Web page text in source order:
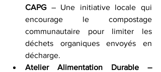
CAPG – Une initiative locale qui
encourage le compostage
communautaire pour limiter les
déchets organiques envoyés en
décharge.
Atelier Alimentation Durable –